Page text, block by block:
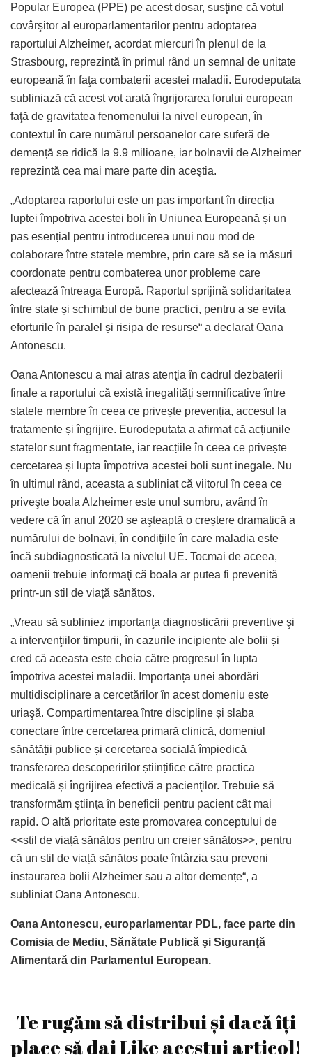
Popular Europea (PPE) pe acest dosar, susţine că votul
covârşitor al europarlamentarilor pentru adoptarea
raportului Alzheimer, acordat miercuri în plenul de la
Strasbourg, reprezintă în primul rând un semnal de unitate
europeană în faţa combaterii acestei maladii. Eurodeputata
subliniază că acest vot arată îngrijorarea forului european
faţă de gravitatea fenomenului la nivel european, în
contextul în care numărul persoanelor care suferă de
demență se ridică la 9.9 milioane, iar bolnavii de Alzheimer
reprezintă cea mai mare parte din aceştia.
„Adoptarea raportului este un pas important în direcția
luptei împotriva acestei boli în Uniunea Europeană și un
pas esențial pentru introducerea unui nou mod de
colaborare între statele membre, prin care să se ia măsuri
coordonate pentru combaterea unor probleme care
afectează întreaga Europă. Raportul sprijină solidaritatea
între state și schimbul de bune practici, pentru a se evita
eforturile în paralel și risipa de resurse“ a declarat Oana
Antonescu.
Oana Antonescu a mai atras atenţia în cadrul dezbaterii
finale a raportului că există inegalități semnificative între
statele membre în ceea ce privește prevenția, accesul la
tratamente și îngrijire. Eurodeputata a afirmat că acțiunile
statelor sunt fragmentate, iar reacțiile în ceea ce privește
cercetarea și lupta împotriva acestei boli sunt inegale. Nu
în ultimul rând, aceasta a subliniat că viitorul în ceea ce
priveşte boala Alzheimer este unul sumbru, având în
vedere că în anul 2020 se aşteaptă o creștere dramatică a
numărului de bolnavi, în condițiile în care maladia este
încă subdiagnosticată la nivelul UE. Tocmai de aceea,
oamenii trebuie informaţi că boala ar putea fi prevenită
printr-un stil de viață sănătos.
„Vreau să subliniez importanţa diagnosticării preventive şi
a intervenţiilor timpurii, în cazurile incipiente ale bolii și
cred că aceasta este cheia către progresul în lupta
împotriva acestei maladii. Importanța unei abordări
multidisciplinare a cercetărilor în acest domeniu este
uriaşă. Compartimentarea între discipline și slaba
conectare între cercetarea primară clinică, domeniul
sănătății publice și cercetarea socială împiedică
transferarea descoperirilor științifice către practica
medicală și îngrijirea efectivă a pacienţilor. Trebuie să
transformăm ştiinţa în beneficii pentru pacient cât mai
rapid. O altă prioritate este promovarea conceptului de
<<stil de viață sănătos pentru un creier sănătos>>, pentru
că un stil de viață sănătos poate întârzia sau preveni
instaurarea bolii Alzheimer sau a altor demențe“, a
subliniat Oana Antonescu.
Oana Antonescu, europarlamentar PDL, face parte din
Comisia de Mediu, Sănătate Publică şi Siguranţă
Alimentară din Parlamentul European.
Te rugăm să distribui și dacă îți
place să dai Like acestui articol!